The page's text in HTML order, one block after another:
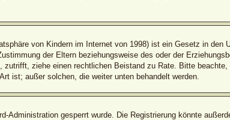
von Kindern im Internet von 1998) ist ein Gesetz in den
der Eltern beziehungsweise des oder der
ziehe einen rechtlichen Beistand zu Rate. Bitte beachte,
ist; außer solchen, die weiter unten behandelt werden.
gesperrt wurde. Die Registrierung könnte